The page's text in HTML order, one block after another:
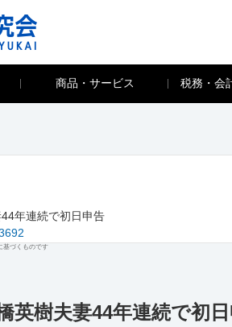
商品・サービス 税務・会
年連続で初日申告
基づくものです
樹夫妻44年連続で初